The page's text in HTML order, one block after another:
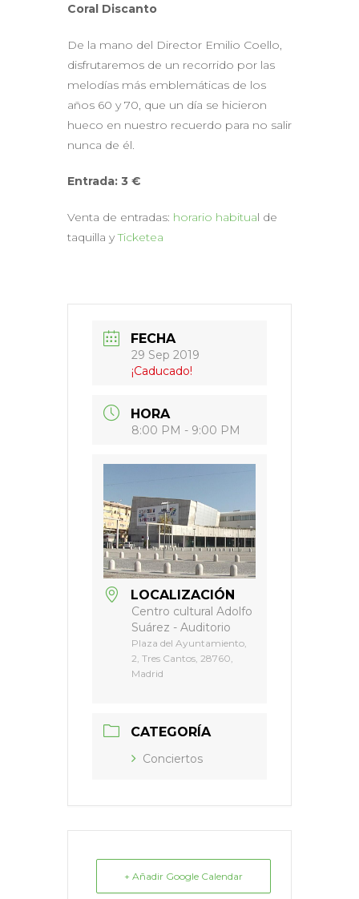
Coral Discanto
De la mano del Director Emilio Coello,
disfrutaremos de un recorrido por las
melodías más emblemáticas de los
años 60 y 70, que un día se hicieron
hueco en nuestro recuerdo para no salir
nunca de él.
Entrada: 3 €
Venta de entradas: horario habitual de
taquilla yTicketea
FECHA
29 Sep 2019
¡Caducado!
HORA
8:00 PM - 9:00 PM
LOCALIZACIÓN
Centro cultural Adolfo
Suárez - Auditorio
Plaza del Ayuntamiento,
2, Tres Cantos, 28760,
Madrid
CATEGORÍA
Conciertos
+ Añadir Google Calendar